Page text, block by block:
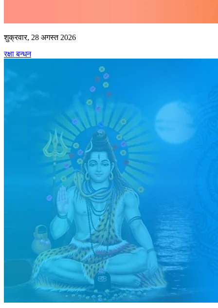
शुक्रवार, 28 अगस्त 2026
रक्षा बन्धन